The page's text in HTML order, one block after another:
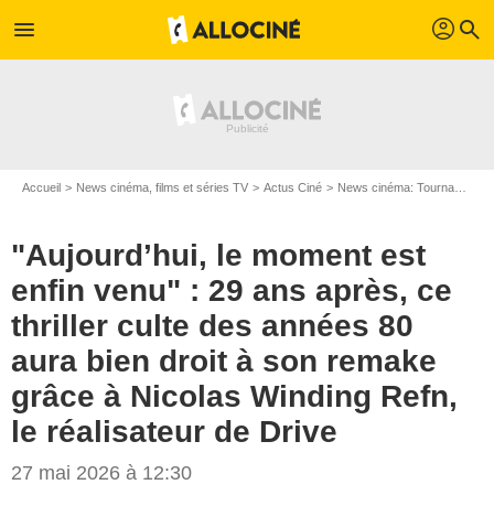
menu profil search
Accueil News cinéma, films et séries TV Actus Ciné News cinéma: Tournages
"Aujourd’hui, le moment est
enfin venu" : 29 ans après, ce
thriller culte des années 80
aura bien droit à son remake
grâce à Nicolas Winding Refn,
le réalisateur de Drive
27 mai 2026 à 12:30